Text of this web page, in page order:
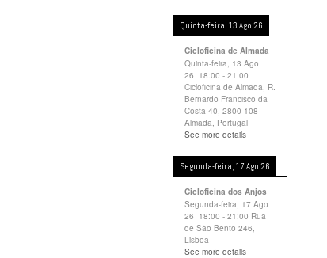
Quinta-feira, 13 Ago 26
Cicloficina de Almada
Quinta-feira, 13 Ago
26 18:00 - 21:00
Cicloficina de Almada, R.
Bernardo Francisco da
Costa 40, 2800-108
Almada, Portugal
See more details
Segunda-feira, 17 Ago 26
Cicloficina dos Anjos
Segunda-feira, 17 Ago
26 18:00 - 21:00 Rua
de São Bento 246,
Lisboa
See more details